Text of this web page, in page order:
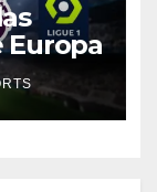
Europa